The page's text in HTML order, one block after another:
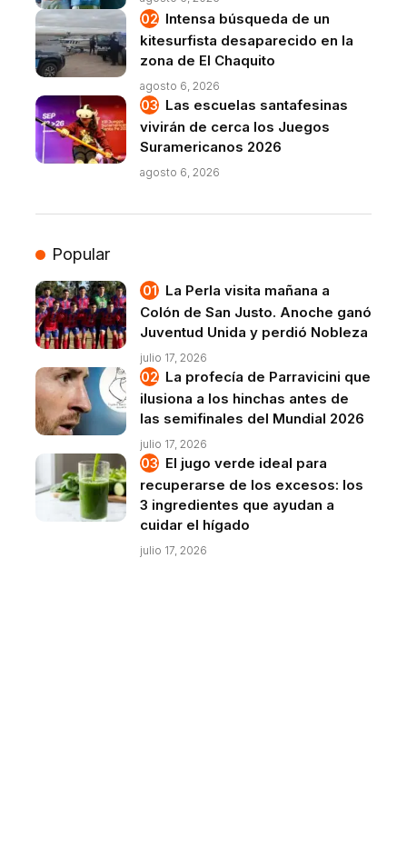
Intensa búsqueda de un
kitesurfista desaparecido en la
zona de El Chaquito
agosto 6, 2026
Las escuelas santafesinas
vivirán de cerca los Juegos
Suramericanos 2026
agosto 6, 2026
Popular
La Perla visita mañana a
Colón de San Justo. Anoche ganó
Juventud Unida y perdió Nobleza
julio 17, 2026
La profecía de Parravicini que
ilusiona a los hinchas antes de
las semifinales del Mundial 2026
julio 17, 2026
El jugo verde ideal para
recuperarse de los excesos: los
3 ingredientes que ayudan a
cuidar el hígado
julio 17, 2026